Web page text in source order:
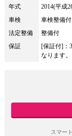
年式 2014(平成
車検
車検整備付
法定整備
整備付
保証
[保証付]：
なります。
スマー